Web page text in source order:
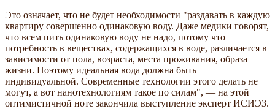
Это означает, что не будет необходимости "раздавать в каждую
квартиру совершенно одинаковую воду. Даже медики говорят,
что всем пить одинаковую воду не надо, потому что
потребность в веществах, содержащихся в воде, различается в
зависимости от пола, возраста, места проживания, образа
жизни. Поэтому идеальная вода должна быть
индивидуальной. Современные технологии этого делать не
могут, а вот нанотехнологиям такое по силам", — на этой
оптимистичной ноте закончила выступление эксперт ИСИЭЗ.